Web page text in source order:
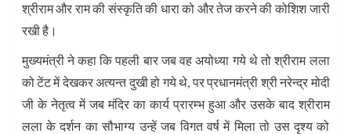
श्रीराम और राम की संस्कृति की धारा को और तेज करने की कोशिश जारी
रखी है।
मुख्यमंत्री ने कहा कि पहली बार जब वह अयोध्या गये थे तो श्रीराम लला
को टेंट में देखकर अत्यन्त दुखी हो गये थे, पर प्रधानमंत्री श्री नरेन्द्र मोदी
जी के नेतृत्व में जब मंदिर का कार्य प्रारम्भ हुआ और उसके बाद श्रीराम
लला के दर्शन का सौभाग्य उन्हें जब विगत वर्ष में मिला तो उस दृश्य को